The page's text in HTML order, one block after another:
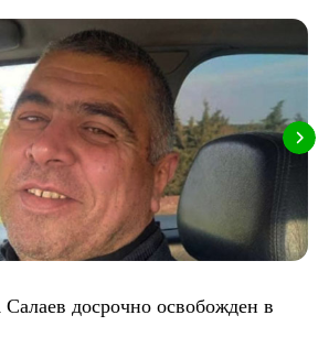
досрочно освобожден в